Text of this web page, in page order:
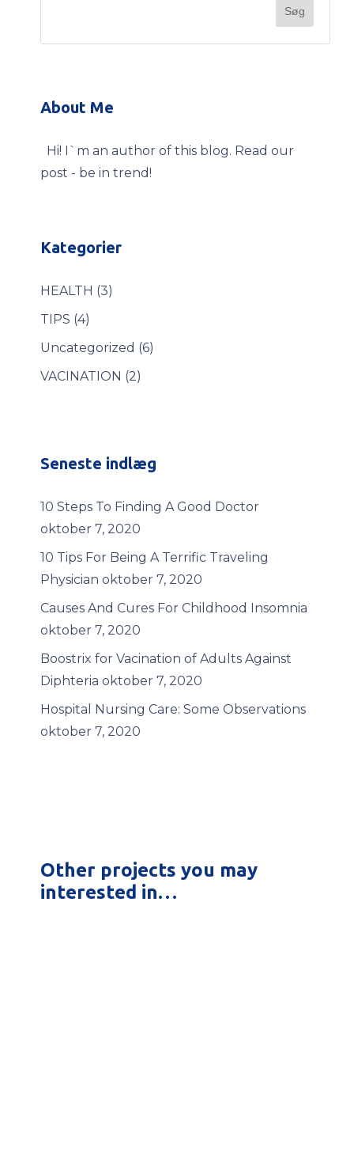
About Me
Hi! I`m an author of this blog. Read our
post - be in trend!
Kategorier
HEALTH (3)
TIPS (4)
Uncategorized (6)
VACINATION (2)
Seneste indlæg
10 Steps To Finding A Good Doctor
oktober 7, 2020
10 Tips For Being A Terrific Traveling
Physician oktober 7, 2020
Causes And Cures For Childhood Insomnia
oktober 7, 2020
Boostrix for Vacination of Adults Against
Diphteria oktober 7, 2020
Hospital Nursing Care: Some Observations
oktober 7, 2020
Other projects you may
interested in…